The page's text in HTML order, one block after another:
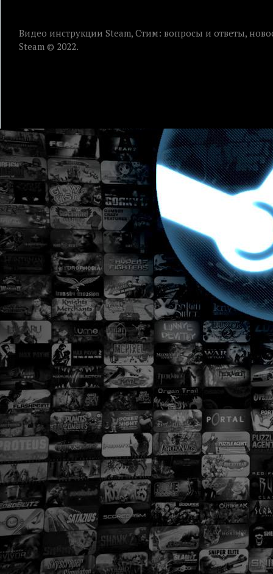
Видео инструкции Steam, Стим: вопросы и ответы,
Steam © 2022.